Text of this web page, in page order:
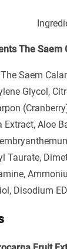
The Saem
Saem
Glycol,
Aloe
Taurate,
Disodium